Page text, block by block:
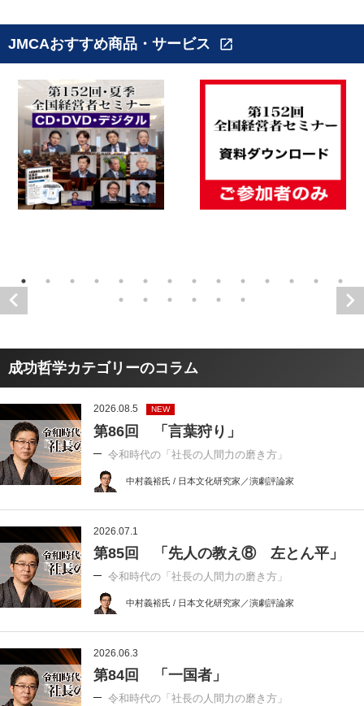
JMCAおすすめ商品・サービス open_in_new
成功哲学カテゴリーのコラム
2026.08.5 NEW
第86回 「言葉狩り」
令和時代の「社長の人間力の磨き方」
中村義裕氏 / 日本文化研究家／演劇評論家
2026.07.1
第85回 「先人の教え⑧ 左とん平」
令和時代の「社長の人間力の磨き方」
中村義裕氏 / 日本文化研究家／演劇評論家
2026.06.3
第84回 「一国者」
令和時代の「社長の人間力の磨き方」